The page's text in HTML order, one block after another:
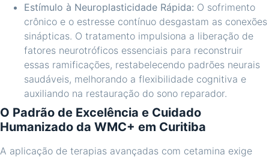
Estímulo à Neuroplasticidade Rápida: O sofrimento
crônico e o estresse contínuo desgastam as conexões
sinápticas. O tratamento impulsiona a liberação de
fatores neurotróficos essenciais para reconstruir
essas ramificações, restabelecendo padrões neurais
saudáveis, melhorando a flexibilidade cognitiva e
auxiliando na restauração do sono reparador.
O Padrão de Excelência e Cuidado
Humanizado da WMC+ em Curitiba
A aplicação de terapias avançadas com cetamina exige